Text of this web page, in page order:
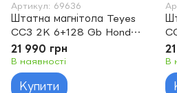
Артикул: 69636
Штатна магнітола Teyes
CC3 2K 6+128 Gb Honda
City 2008-2013 10"
21 990 грн
В наявності
Купити
В